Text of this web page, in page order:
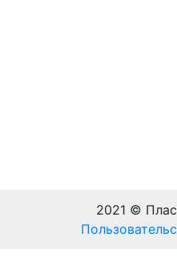
2021 ©